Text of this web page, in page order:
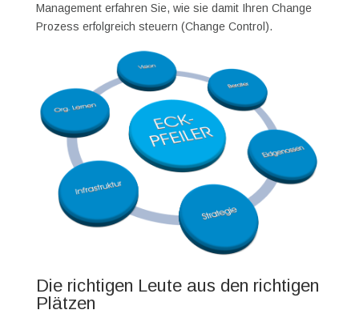
Management erfahren Sie, wie sie damit Ihren Change
Prozess erfolgreich steuern (Change Control).
Die richtigen Leute aus den richtigen
Plätzen